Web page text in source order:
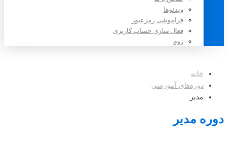
ویدئوها
فراموشی رمزعبور
فعال سازی حساب کاربری
زوم
خانه
دوره‌های آموزشی
مدیر
دوره مدیر